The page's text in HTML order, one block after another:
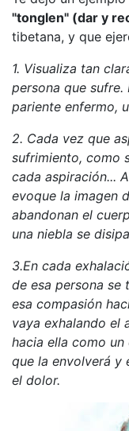
"tonglen" (dar y
tibetana, y que
1. Visualiza tan
persona que sufre.
pariente enfermo,
2. Cada vez que
sufrimiento, como
cada aspiración...
evoque la imagen
abandonan el
una niebla se
3.En cada
de esa persona se
esa compasión
vaya exhalando el
hacia ella como
que la envolverá y
el dolor.